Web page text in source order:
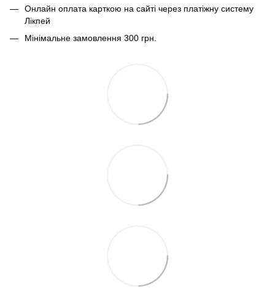
Онлайн оплата карткою на сайті через платіжну систему
Лікпей
Мінімальне замовлення 300 грн.